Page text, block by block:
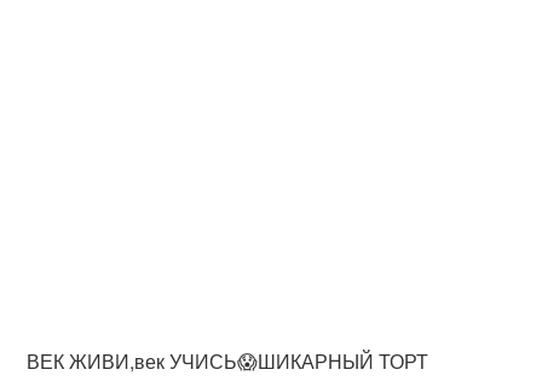
ВЕК ЖИВИ,век УЧИСЬ😱ШИКАРНЫЙ ТОРТ